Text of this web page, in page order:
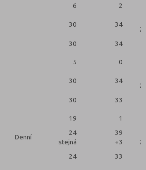
6 2
30 34
2
30 34
5 0
30 34
2
30 33
19 1
Denní
24
stejná
39
+3
2
24 33